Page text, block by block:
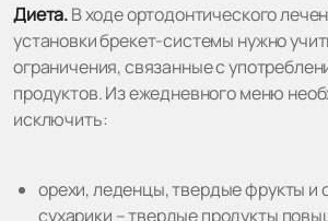
Диета.В ходе ортодонтического
установки брекет-системы нужно
ограничения, связанные с
продуктов. Из ежедневного меню
исключить:
орехи, леденцы, твердые фрукты и
сухарики – твердые продукты